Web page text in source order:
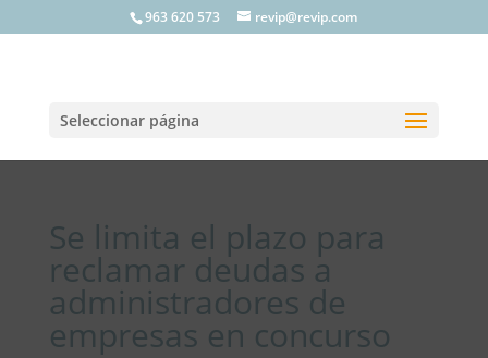
963 620 573 revip@revip.com
Seleccionar página
Se limita el plazo para
reclamar deudas a
administradores de
empresas en concurso